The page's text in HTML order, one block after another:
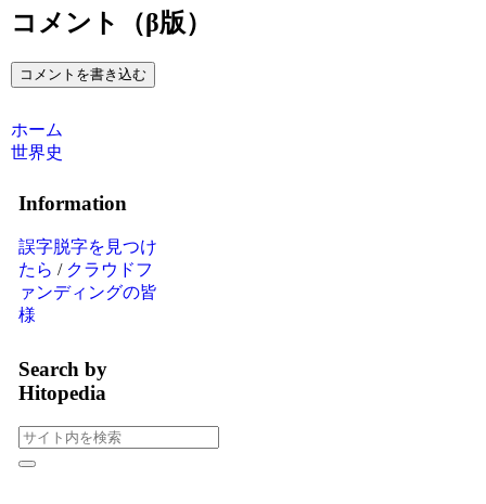
コメント（β版）
コメントを書き込む
ホーム
世界史
Information
誤字脱字を見つけ
たら / クラウドフ
ァンディングの皆
様
Search by
Hitopedia